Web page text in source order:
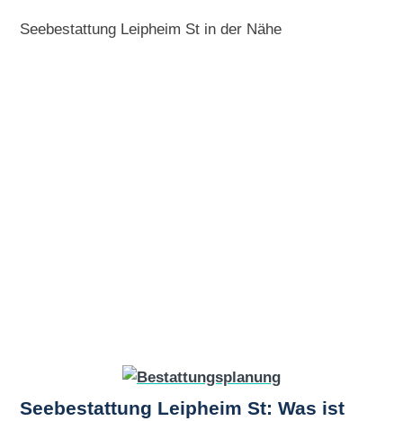
Seebestattung Leipheim St in der Nähe
Seebestattung Leipheim St: Was ist